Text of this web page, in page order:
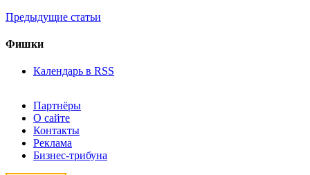
Предыдущие статьи
Фишки
Календарь в RSS
Партнёры
О сайте
Контакты
Реклама
Бизнес-трибуна